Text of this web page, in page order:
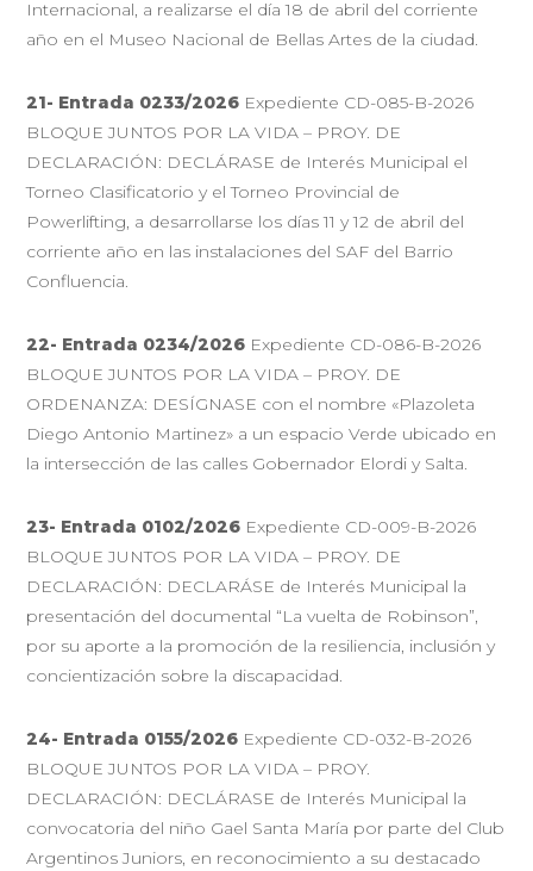
Internacional, a realizarse el día 18 de abril del corriente
año en el Museo Nacional de Bellas Artes de la ciudad.
21- Entrada 0233/2026 Expediente CD-085-B-2026
BLOQUE JUNTOS POR LA VIDA – PROY. DE
DECLARACIÓN: DECLÁRASE de Interés Municipal el
Torneo Clasificatorio y el Torneo Provincial de
Powerlifting, a desarrollarse los días 11 y 12 de abril del
corriente año en las instalaciones del SAF del Barrio
Confluencia.
22- Entrada 0234/2026 Expediente CD-086-B-2026
BLOQUE JUNTOS POR LA VIDA – PROY. DE
ORDENANZA: DESÍGNASE con el nombre «Plazoleta
Diego Antonio Martinez» a un espacio Verde ubicado en
la intersección de las calles Gobernador Elordi y Salta.
23- Entrada 0102/2026 Expediente CD-009-B-2026
BLOQUE JUNTOS POR LA VIDA – PROY. DE
DECLARACIÓN: DECLARÁSE de Interés Municipal la
presentación del documental “La vuelta de Robinson”,
por su aporte a la promoción de la resiliencia, inclusión y
concientización sobre la discapacidad.
24- Entrada 0155/2026 Expediente CD-032-B-2026
BLOQUE JUNTOS POR LA VIDA – PROY.
DECLARACIÓN: DECLÁRASE de Interés Municipal la
convocatoria del niño Gael Santa María por parte del Club
Argentinos Juniors, en reconocimiento a su destacado